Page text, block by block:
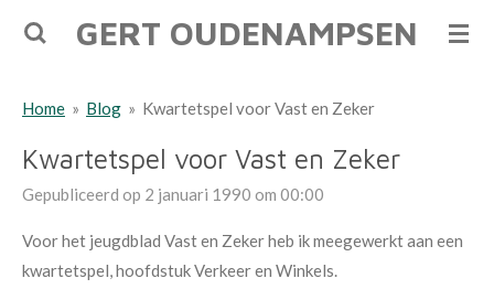
Ga
de
GERT OUDENAMPSEN
Home » Blog » Kwartetspel voor Vast en Zeker
Kwartetspel voor Vast en Zeker
Gepubliceerd op 2 januari 1990 om 00:00
Voor het jeugdblad Vast en Zeker heb ik meegewerkt aan een
kwartetspel, hoofdstuk Verkeer en Winkels.